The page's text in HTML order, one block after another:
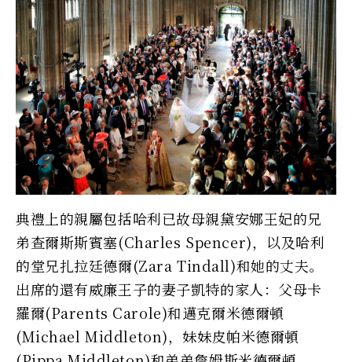
典禮上的親屬包括哈利已故母親黛安娜王妃的兄
弟查爾斯斯賓塞(Charles Spencer)，以及哈利
的堂兄扎拉廷德爾(Zara Tindall)和她的丈夫。
出席的還有威廉王子的妻子凱特的家人：父母卡
羅爾(Parents Carole)和邁克爾米德爾頓
(Michael Middleton)，妹妹皮帕米德爾頓